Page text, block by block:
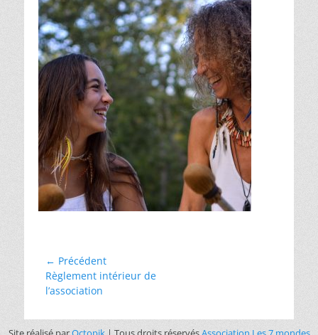
← Précédent
Règlement intérieur de
l’association